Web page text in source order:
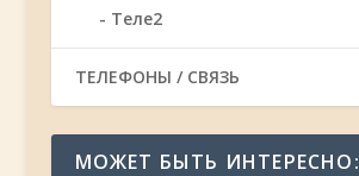
Теле2
ТЕЛЕФОНЫ / СВЯЗЬ
МОЖЕТ БЫТЬ ИНТЕРЕСНО: